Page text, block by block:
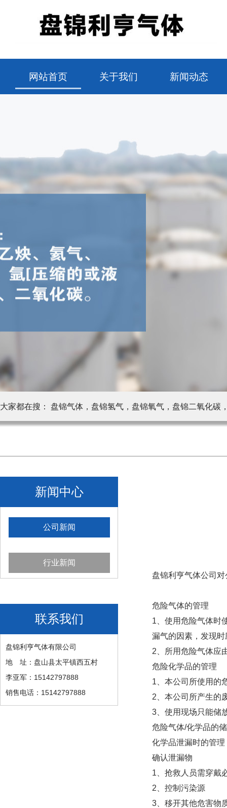
网站首页 关于我们 新闻动态
大家都在搜： 盘锦气体，盘锦氢气，盘锦氧气，盘锦二氧化碳
新闻中心
公司新闻
行业新闻
联系我们
盘锦利亨气体有限公司
地 址：盘山县太平镇西五村
李亚军：15142797888
销售电话：15142797888
盘锦利亨气体公司
危险气体的管理
1、使用危险气体时
漏气的因素，发现
2、所用危险气体应
危险化学品的管理
1、本公司所使用的
2、本公司所产生的
3、使用现场只能储
危险气体/化学品的
化学品泄漏时的管理
确认泄漏物
1、抢救人员需穿戴
2、控制污染源
3、移开其他危害物